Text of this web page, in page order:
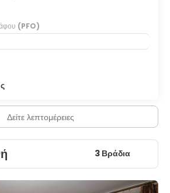
(PFO)
Δείτε λεπτομέρειες
3 Βράδια